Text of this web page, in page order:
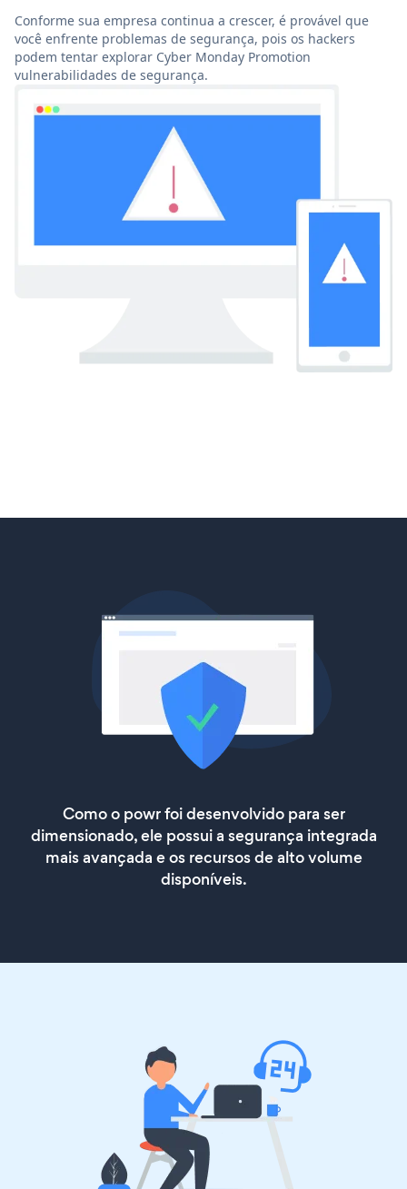
Conforme sua empresa continua a crescer, é provável que
você enfrente problemas de segurança, pois os hackers
podem tentar explorar Cyber Monday Promotion
vulnerabilidades de segurança.
Como o powr foi desenvolvido para ser
dimensionado, ele possui a segurança integrada
mais avançada e os recursos de alto volume
disponíveis.